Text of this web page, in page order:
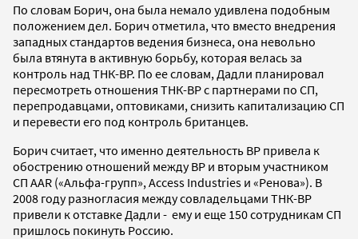
По словам Борич, она была немало удивлена подобным
положением дел. Борич отметила, что вместо внедрения
западных стандартов ведения бизнеса, она невольно
была втянута в активную борьбу, которая велась за
контроль над ТНК-BP. По ее словам, Дадли планировал
пересмотреть отношения ТНК-ВР с партнерами по СП,
перепродавцами, оптовиками, снизить капитализацию СП
и перевести его под контроль британцев.
Борич считает, что именно деятельность ВР привела к
обострению отношений между ВР и вторым участником
СП AAR («Альфа-групп», Access Industries и «Ренова»). В
2008 году разногласия между совладельцами ТНК-ВР
привели к отставке Дадли - ему и еще 150 сотрудникам СП
пришлось покинуть Россию.